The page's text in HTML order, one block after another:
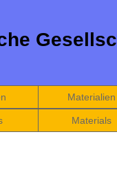
Materialien
Materials